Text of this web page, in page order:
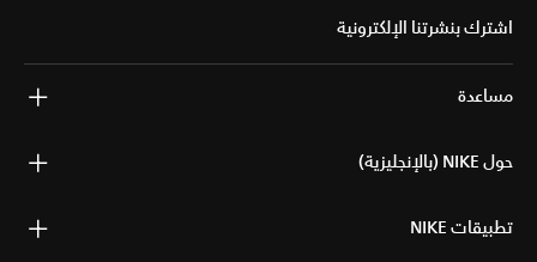
اشترك بنشرتنا الإلكترونية
مساعدة
حول NIKE (بالإنجليزية)
تطبيقات NIKE